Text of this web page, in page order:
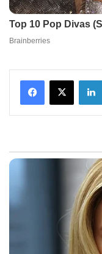
Facebook
X